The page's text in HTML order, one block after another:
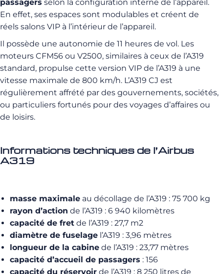
passagers selon la configuration interne de l’appareil.
En effet, ses espaces sont modulables et créent de
réels salons VIP à l’intérieur de l’appareil.
Il possède une autonomie de 11 heures de vol. Les
moteurs CFM56 ou V2500, similaires à ceux de l’A319
standard, propulse cette version VIP de l’A319 à une
vitesse maximale de 800 km/h. L’A319 CJ est
régulièrement affrété par des gouvernements, sociétés,
ou particuliers fortunés pour des voyages d’affaires ou
de loisirs.
Informations techniques de l’Airbus
A319
masse maximale au décollage de l’A319 : 75 700 kg
rayon d’action de l’A319 : 6 940 kilomètres
capacité de fret de l’A319 : 27,7 m2
diamètre de fuselage l’A319 : 3,96 mètres
longueur de la cabine de l’A319 : 23,77 mètres
capacité d’accueil de passagers : 156
capacité du réservoir de l’A319 : 8 250 litres de